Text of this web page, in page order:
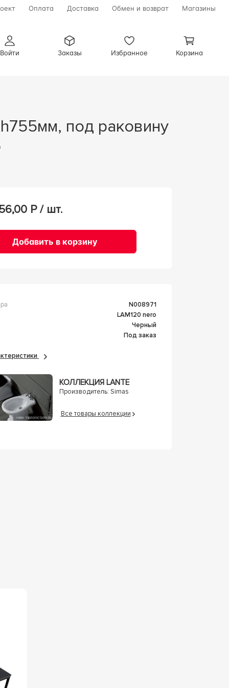
Оплата Доставка Обмен и возврат Магазины
Войти
Заказы Избранное Корзина
Р / шт.
Добавить в корзину
n008971
LAM120 nero
Черный
Под заказ
КОЛЛЕКЦИЯ LANTE
Производитель: Simas
Все товары коллекции